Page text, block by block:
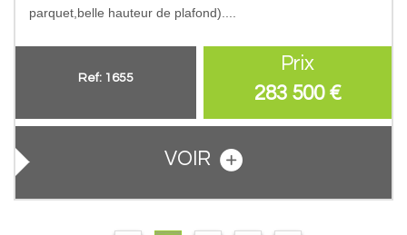
parquet,belle hauteur de plafond)....
Ref: 1655
Prix
283 500 €
VOIR